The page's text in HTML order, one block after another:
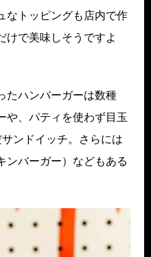
なトッピングも店内で作
けで美味しそうですよ
たハンバーガーは数種
や、パティを使わず目玉
ンドイッチ。さらには
ンバーガー）などもある